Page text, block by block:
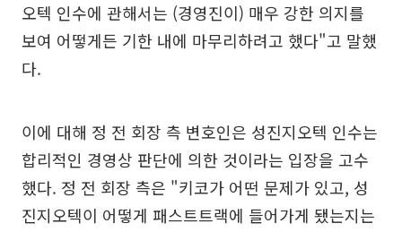
오텍 인수에 관해서는 (경영진이) 매우 강한 의지를
보여 어떻게든 기한 내에 마무리하려고 했다"고 말했
다.
이에 대해 정 전 회장 측 변호인은 성진지오텍 인수는
합리적인 경영상 판단에 의한 것이라는 입장을 고수
했다. 정 전 회장 측은 "키코가 어떤 문제가 있고, 성
진지오텍이 어떻게 패스트트랙에 들어가게 됐는지는